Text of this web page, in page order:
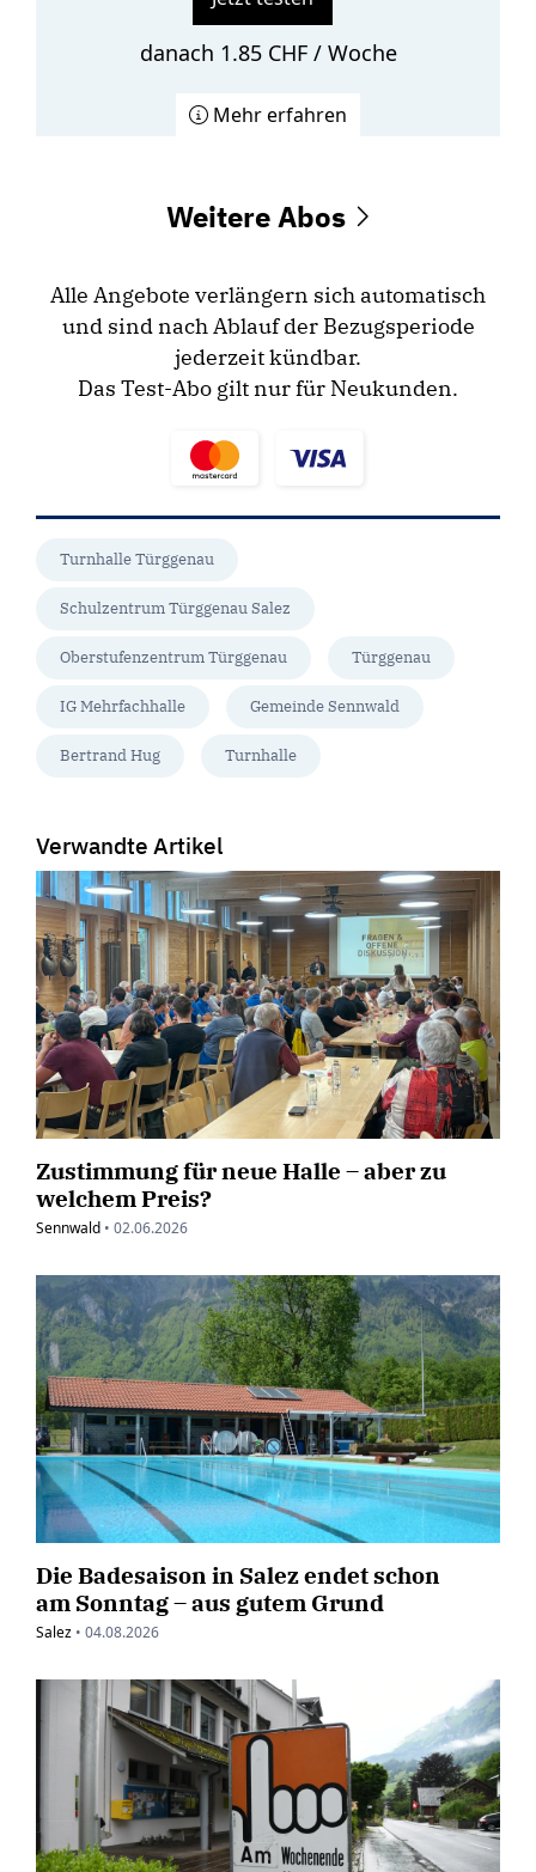
danach 1.85 CHF / Woche
Mehr erfahren
Weitere Abos
Alle Angebote verlängern sich automatisch
und sind nach Ablauf der Bezugsperiode
jederzeit kündbar.
Das Test-Abo gilt nur für Neukunden.
Turnhalle Türggenau
Schulzentrum Türggenau Salez
Oberstufenzentrum Türggenau Türggenau
IG Mehrfachhalle Gemeinde Sennwald
Bertrand Hug Turnhalle
Verwandte Artikel
Zustimmung für neue Halle – aber zu
welchem Preis?
Sennwald • 02.06.2026
Die Badesaison in Salez endet schon
am Sonntag – aus gutem Grund
Salez • 04.08.2026